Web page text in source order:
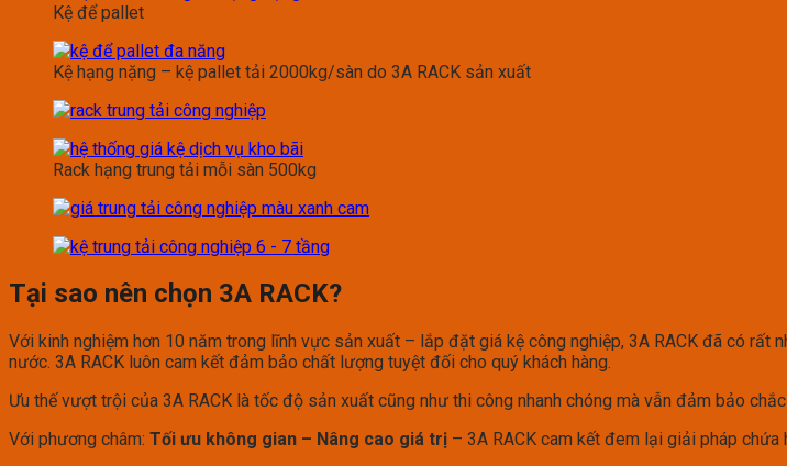
Kệ để pallet
Kệ hạng nặng – kệ pallet tải 2000kg/sàn do 3A RACK sản xuất
Rack hạng trung tải mỗi sàn 500kg
Tại sao nên chọn 3A RACK?
Với kinh nghiệm hơn 10 năm trong lĩnh vực sản xuất – lắp đặt giá kệ công nghiệp, 3A RACK đã có rất
nước. 3A RACK luôn cam kết đảm bảo chất lượng tuyệt đối cho quý khách hàng.
Ưu thế vượt trội của 3A RACK là tốc độ sản xuất cũng như thi công nhanh chóng mà vẫn đảm bảo
Với phương châm: Tối ưu không gian – Nâng cao giá trị – 3A RACK cam kết đem lại giải pháp